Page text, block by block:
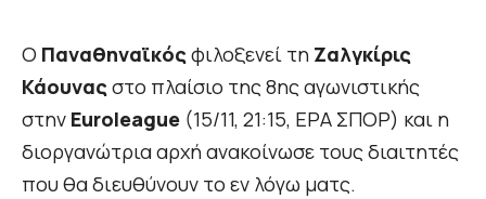
Ο Παναθηναϊκός φιλοξενεί τη Ζαλγκίρις
Κάουνας στο πλαίσιο της 8ης αγωνιστικής
στην Euroleague (15/11, 21:15, ΕΡΑ ΣΠΟΡ) και η
διοργανώτρια αρχή ανακοίνωσε τους διαιτητές
που θα διευθύνουν το εν λόγω ματς.